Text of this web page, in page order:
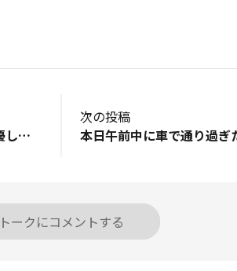
最近の釣具の充実に驚くと共に財布に優しいお値段に感謝しています。 以前よりトラウトなどでよく使うスプーンルアーを購入しているのですが、種類が増えるにつれてスプーン本体の重さ刻印が無いのが気になっていました。 同じ形状、同じ色、違う色と多数ある事を考えると、重さ刻印があるだけでも同じ種類で整理し易かったり、釣りの時にも重宝すると思います。 最近入手したスプーンも以前とは違うルアー重量の細分化が行われているので、今後発売されるスプーンには重さの刻印を入れて貰えないでしょうか？
次の投稿
トークにコメントする